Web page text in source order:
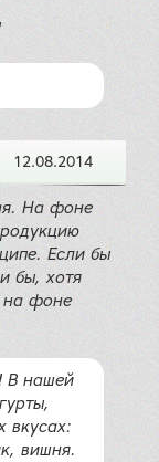
12.08.2014
На фоне
Если бы
бы, хотя
на фоне
В нашей
вкусах:
вишня.